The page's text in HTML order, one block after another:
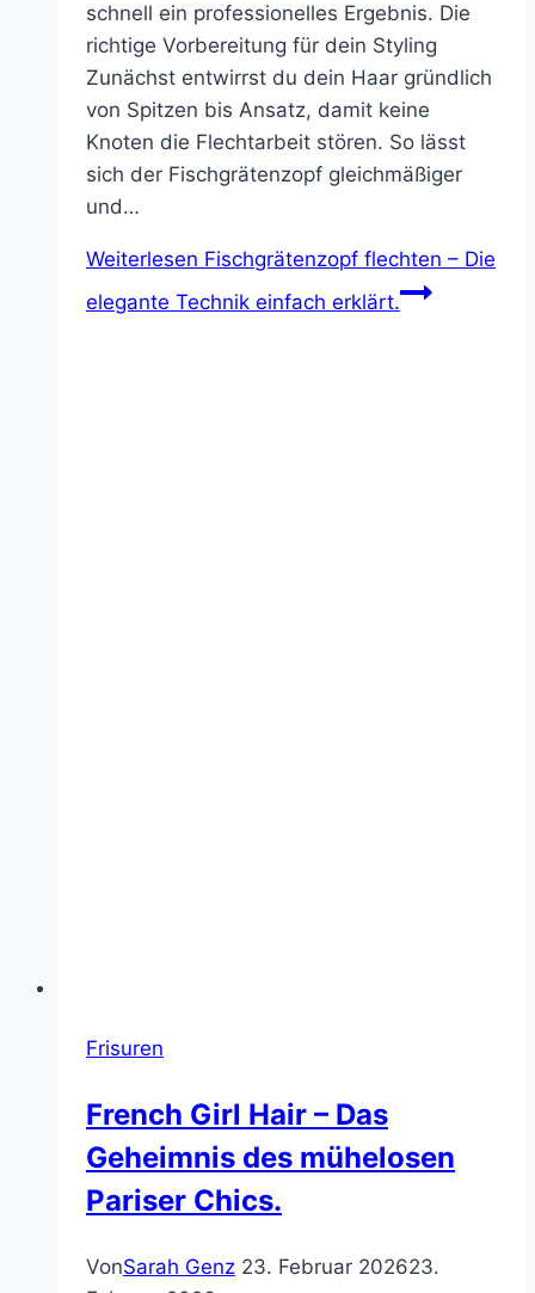
schnell ein professionelles Ergebnis. Die
richtige Vorbereitung für dein Styling
Zunächst entwirrst du dein Haar gründlich
von Spitzen bis Ansatz, damit keine
Knoten die Flechtarbeit stören. So lässt
sich der Fischgrätenzopf gleichmäßiger
und…
Weiterlesen Fischgrätenzopf flechten – Die
elegante Technik einfach erklärt.
Frisuren
French Girl Hair – Das
Geheimnis des mühelosen
Pariser Chics.
VonSarah Genz 23. Februar 202623.